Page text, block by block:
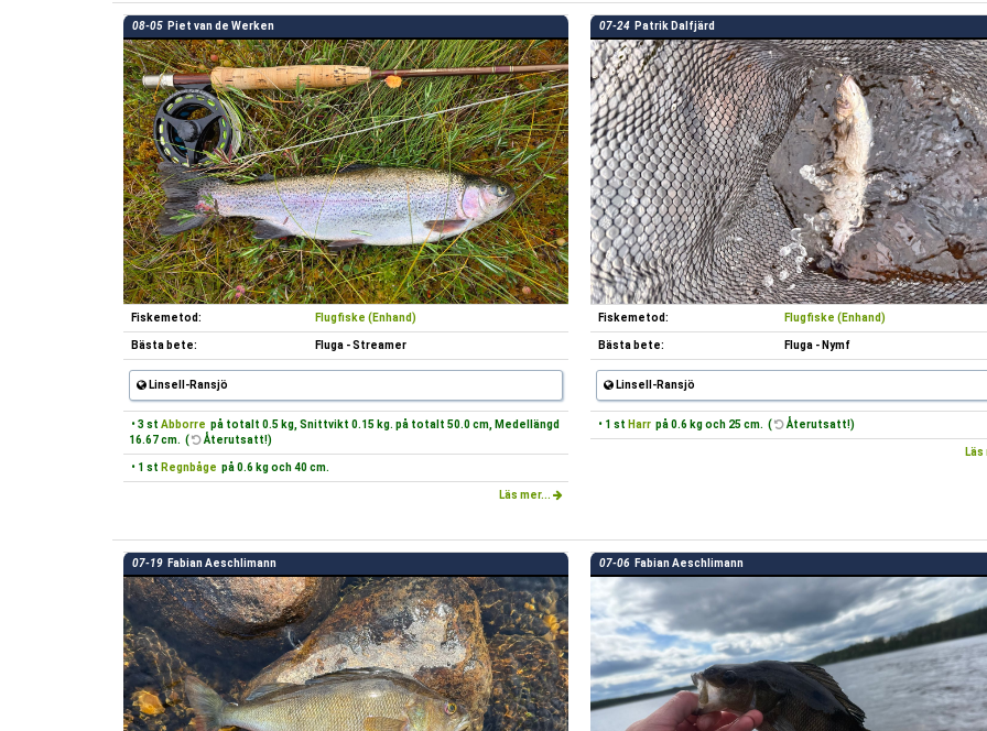
08-05 Piet van de Werken
Fiskemetod: Flugfiske (Enhand)
Bästa bete: Fluga - Streamer
Linsell-Ransjö
• 3 st Abborre på totalt 0.5 kg, Snittvikt 0.15 kg. på totalt 50.0 cm, Medellängd
16.67 cm. (
Återutsatt!)
• 1 st Regnbåge på 0.6 kg och 40 cm.
Läs mer...
07-24 Patrik Dalfjärd
Fiskemetod: Flugfiske (Enhand)
Bästa bete: Fluga - Nymf
Linsell-Ransjö
• 1 st Harr på 0.6 kg och 25 cm. ( Återutsatt!)
07-19 Fabian Aeschlimann 07-06 Fabian Aeschlimann